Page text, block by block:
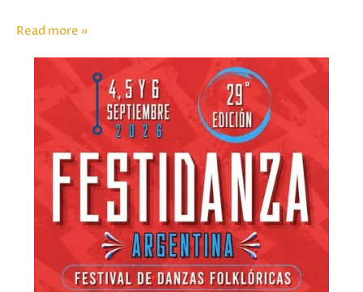
Read more »